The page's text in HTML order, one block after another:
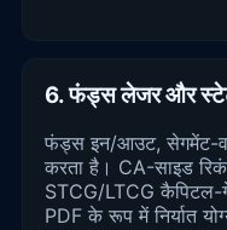
6. फंड्स लेजर और
फंड्स इन/आउट, सेगमेंट-
करता है। CA-साइड
STCG/LTCG कैपिटल-
PDF के रूप में निर्यात